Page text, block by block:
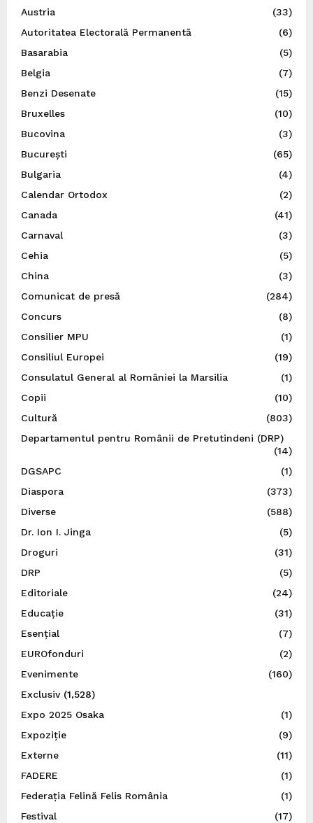
Austria
(33)
Autoritatea Electorală Permanentă
(6)
Basarabia
(5)
Belgia
(7)
Benzi Desenate
(15)
Bruxelles
(10)
Bucovina
(3)
București
(65)
Bulgaria
(4)
Calendar Ortodox
(2)
Canada
(41)
Carnaval
(3)
Cehia
(5)
China
(3)
Comunicat de presă
(284)
Concurs
(8)
Consilier MPU
(1)
Consiliul Europei
(19)
Consulatul General al României la Marsilia
(1)
Copii
(10)
Cultură
(803)
Departamentul pentru Românii de Pretutindeni (DRP)
(14)
DGSAPC
(1)
Diaspora
(373)
Diverse
(588)
Dr. Ion I. Jinga
(5)
Droguri
(31)
DRP
(5)
Editoriale
(24)
Educație
(31)
Esențial
(7)
EUROfonduri
(2)
Evenimente
(160)
Exclusiv(1,528)
Expo 2025 Osaka
(1)
Expoziție
(9)
Externe
(11)
FADERE
(1)
Federația Felină Felis România
(1)
Festival
(17)